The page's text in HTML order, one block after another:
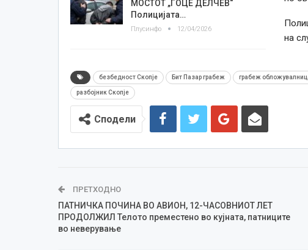
МОСТОТ „ГОЦЕ ДЕЛЧЕВ“
Полицијата…
Плусинфо 12/04/2026
на
безбедност Скопје Бит Пазар грабеж грабеж
разбојник Скопје
Сподели
ПРЕТХОДНО
ПАТНИЧКА ПОЧИНА ВО АВИОН, 12-ЧАСОВНИОТ ЛЕТ
ПРОДОЛЖИЛ Телото преместено во кујната, патниците
во неверување